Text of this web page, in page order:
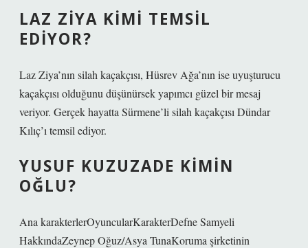
LAZ ZIYA KIMI TEMSIL
EDIYOR?
Laz Ziya’nın silah kaçakçısı, Hüsrev Ağa’nın ise uyuşturucu
kaçakçısı olduğunu düşünürsek yapımcı güzel bir mesaj
veriyor. Gerçek hayatta Sürmene’li silah kaçakçısı Dündar
Kılıç’ı temsil ediyor.
YUSUF KUZUZADE KIMIN
OĞLU?
Ana karakterlerOyuncularKarakterDefne Samyeli
HakkındaZeynep Oğuz/Asya TunaKoruma şirketinin